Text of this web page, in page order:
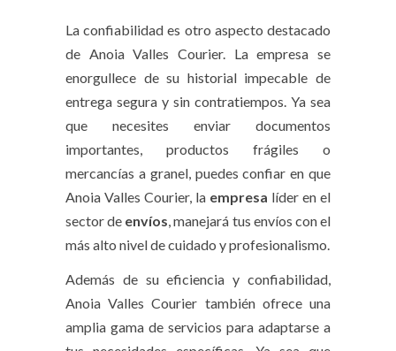
La confiabilidad es otro aspecto destacado
de Anoia Valles Courier. La empresa se
enorgullece de su historial impecable de
entrega segura y sin contratiempos. Ya sea
que necesites enviar documentos
importantes, productos frágiles o
mercancías a granel, puedes confiar en que
Anoia Valles Courier, la empresa líder en el
sector de envíos, manejará tus envíos con el
más alto nivel de cuidado y profesionalismo.
Además de su eficiencia y confiabilidad,
Anoia Valles Courier también ofrece una
amplia gama de servicios para adaptarse a